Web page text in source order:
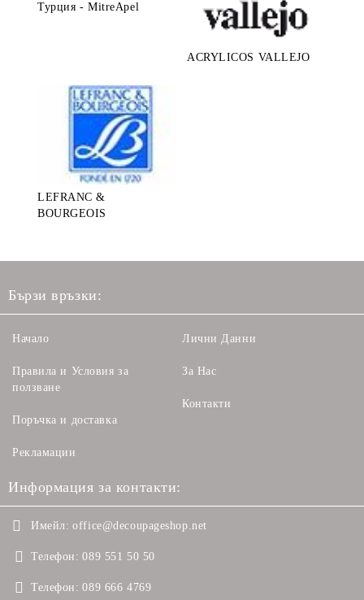
Турция - MitreApel
ACRYLICOS VALLEJO
LEFRANC &
BOURGEOIS
Бързи връзки:
Начало
Правила и Условия за
ползване
Поръчка и доставка
Рекламации
Лични Данни
За Нас
Контакти
Информация за контакти:
Имейл: office@decoupageshop.net
Телефон: 089 551 50 50
Телефон: 089 666 4769